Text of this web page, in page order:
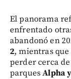
El panorama
enfrentado
abandonó en
2, mientras que
perder cerca
parquesAlpha